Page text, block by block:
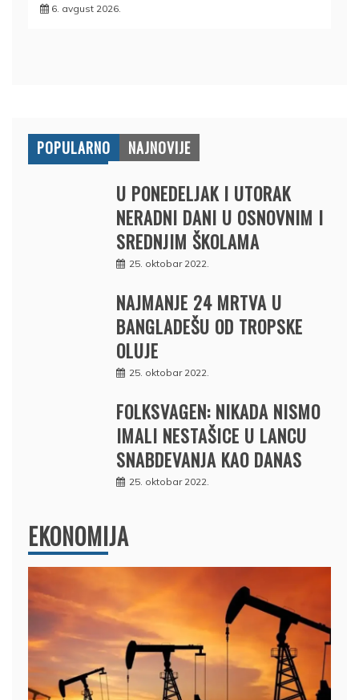
6. avgust 2026.
POPULARNO NAJNOVIJE
U PONEDELJAK I UTORAK
NERADNI DANI U OSNOVNIM I
SREDNJIM ŠKOLAMA
25. oktobar 2022.
NAJMANJE 24 MRTVA U
BANGLADEŠU OD TROPSKE
OLUJE
25. oktobar 2022.
FOLKSVAGEN: NIKADA NISMO
IMALI NESTAŠICE U LANCU
SNABDEVANJA KAO DANAS
25. oktobar 2022.
EKONOMIJA